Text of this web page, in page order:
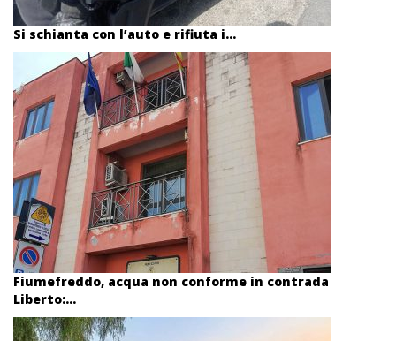
Si schianta con l’auto e rifiuta i...
Fiumefreddo, acqua non conforme in contrada
Liberto:...